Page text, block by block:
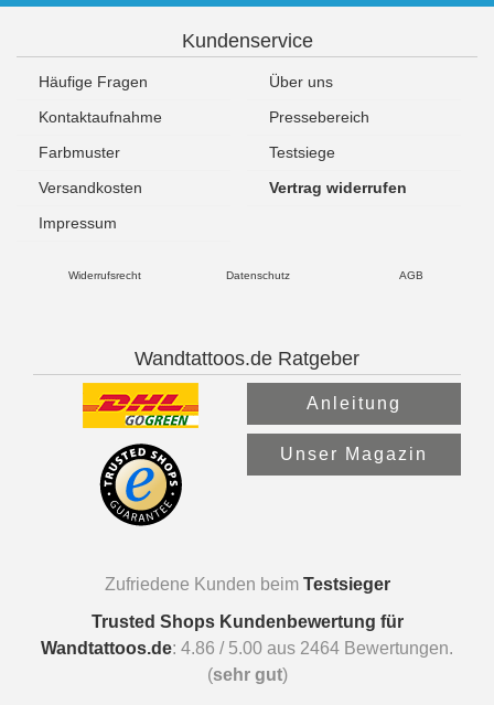
Kundenservice
Häufige Fragen
Über uns
Kontaktaufnahme
Pressebereich
Farbmuster
Testsiege
Versandkosten
Vertrag widerrufen
Impressum
Widerrufsrecht Datenschutz AGB
Wandtattoos.de Ratgeber
Anleitung
Unser Magazin
Zufriedene Kunden beim Testsieger
Trusted Shops Kundenbewertung für
Wandtattoos.de: 4.86 / 5.00 aus 2464 Bewertungen.
(sehr gut)